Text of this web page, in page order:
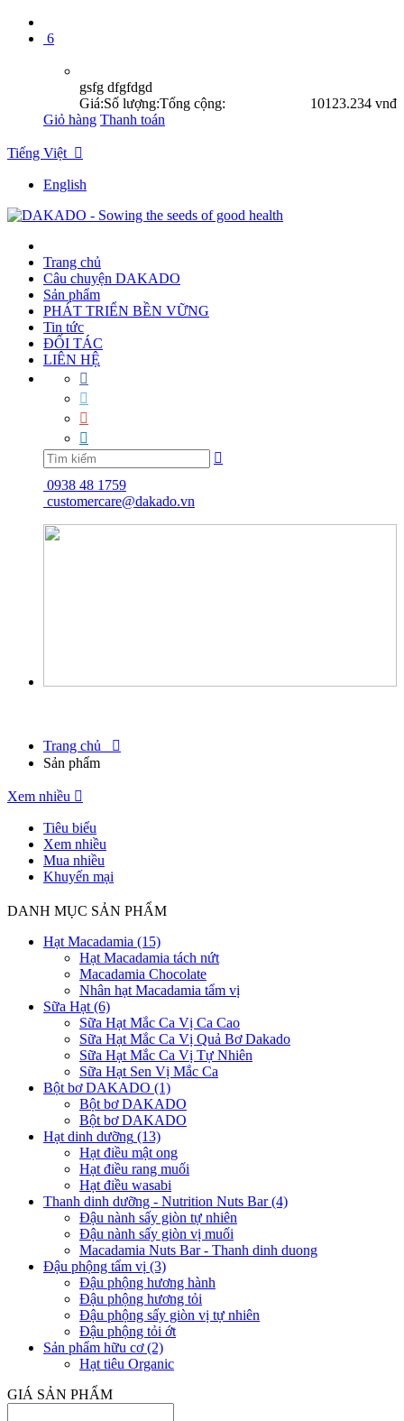
6
gsfg dfgfdgd
Giá:
123.234 vnđ
Số lượng: 10
Tổng cộng:
Giỏ hàng Thanh toán
Tiếng Việt 
English
Trang chủ
Câu chuyện DAKADO
Sản phẩm
PHÁT TRIỂN BỀN VỮNG
Tin tức
ĐỐI TÁC
LIÊN HỆ





0938 48 1759
customercare@dakado.vn
Trang chủ

Sản phẩm
Xem nhiều 
Tiêu biểu
Xem nhiều
Mua nhiều
Khuyến mại
DANH MỤC SẢN PHẨM
Hạt Macadamia (15)
Hạt Macadamia tách nứt
Macadamia Chocolate
Nhân hạt Macadamia tẩm vị
Sữa Hạt (6)
Sữa Hạt Mắc Ca Vị Ca Cao
Sữa Hạt Mắc Ca Vị Quả Bơ Dakado
Sữa Hạt Mắc Ca Vị Tự Nhiên
Sữa Hạt Sen Vị Mắc Ca
Bột bơ DAKADO (1)
Bột bơ DAKADO
Bột bơ DAKADO
Hạt dinh dưỡng (13)
Hạt điều mật ong
Hạt điều rang muối
Hạt điều wasabi
Thanh dinh dưỡng - Nutrition Nuts Bar (4)
Đậu nành sấy giòn tự nhiên
Đậu nành sấy giòn vị muối
Macadamia Nuts Bar - Thanh dinh duong
Đậu phộng tẩm vị (3)
Đậu phộng hương hành
Đậu phộng hương tỏi
Đậu phộng sấy giòn vị tự nhiên
Đậu phộng tỏi ớt
Sản phẩm hữu cơ (2)
Hạt tiêu Organic
GIÁ SẢN PHẨM